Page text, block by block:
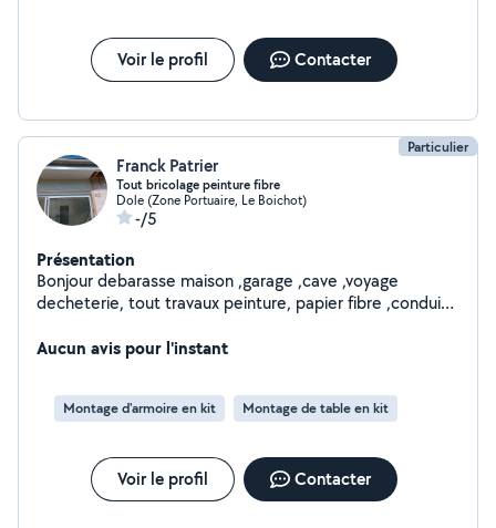
Voir le profil Contacter
Particulier
Franck Patrier
Tout bricolage peinture fibre
Dole (Zone Portuaire, Le Boichot)
-/5
Présentation
Bonjour debarasse maison ,garage ,cave ,voyage
decheterie, tout travaux peinture, papier fibre ,conduite
Aucun avis pour l'instant
Montage d'armoire en kit Montage de table en kit
Voir le profil Contacter